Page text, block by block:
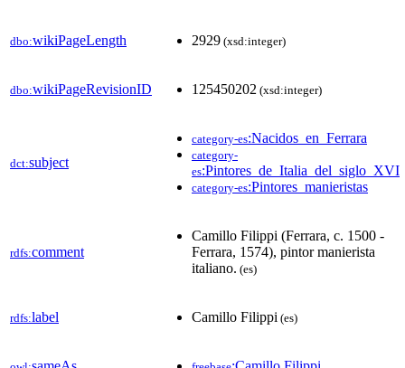
dbo:wikiPageLength 2929 (xsd:integer)
dbo:wikiPageRevisionID 125450202 (xsd:integer)
dct:subject
category-es:Nacidos_en_Ferrara
category-
es:Pintores_de_Italia_del_siglo_XVI
category-es:Pintores_manieristas
rdfs:comment
Camillo Filippi (Ferrara, c. 1500 -
Ferrara, 1574), pintor manierista
italiano. (es)
rdfs:label Camillo Filippi (es)